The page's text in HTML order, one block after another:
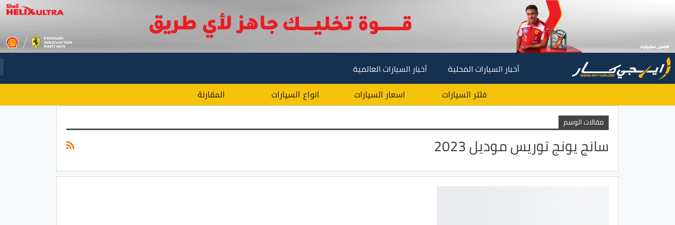
أخبار السيارات المحلية أخبار السيارات العالمية
فلتر السيارات اسعار السيارات انواع السيارات المقارنة
مقالات الوسم
سانج يونج توريس موديل 2023